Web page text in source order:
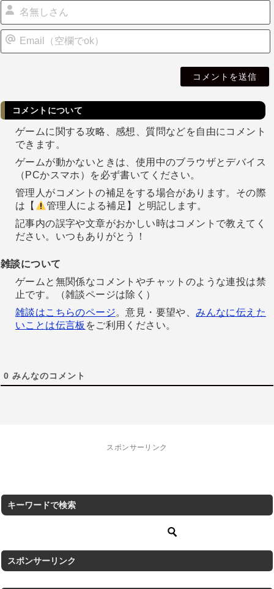
コメントについて
ゲームに関する攻略、感想、質問などを自由にコメント
できます。
ゲームが動かないときは、使用中のブラウザとデバイス
（PCかスマホ）を必ず書いてください。
管理人がコメントの補足をする場合があります。その際
は【
管理人による補足】と明記します。
記事内の誤字や文章がおかしい時はコメントで教えてく
ださい。いつもありがとう！
雑談について
ゲームと無関係なコメントやチャットのような連投は禁
止です。（雑談ページは除く）
雑談はこちらのページ。意見・要望や、みんなに伝えた
いことは伝言板 をご利用ください。
0 みんなのコメント
スポンサーリンク
キーワードで検索
スポンサーリンク